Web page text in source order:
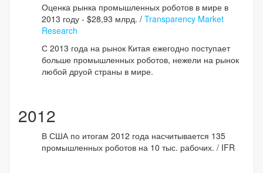
Оценка рынка промышленных роботов в мире в
2013 году - $28,93 млрд. / Transparency Market
Research
С 2013 года на рынок Китая ежегодно поступает
больше промышленных роботов, нежели на рынок
любой друой страны в мире.
2012
В США по итогам 2012 года насчитывается 135
промышленных роботов на 10 тыс. рабочих. / IFR